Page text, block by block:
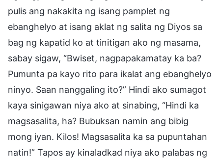
pulis ang nakakita ng isang pamplet ng
ebanghelyo at isang aklat ng salita ng Diyos sa
bag ng kapatid ko at tinitigan ako ng masama,
sabay sigaw, “Bwiset, nagpapakamatay ka ba?
Pumunta pa kayo rito para ikalat ang ebanghelyo
ninyo. Saan nanggaling ito?” Hindi ako sumagot
kaya sinigawan niya ako at sinabing, “Hindi ka
magsasalita, ha? Bubuksan namin ang bibig
mong iyan. Kilos! Magsasalita ka sa pupuntahan
natin!” Tapos ay kinaladkad niya ako palabas ng